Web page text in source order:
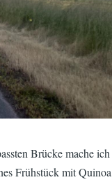
Brücke mache ich
Frühstück mit Quinoa